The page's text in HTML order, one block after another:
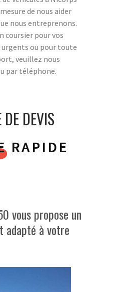
de nous aider
nous entreprenons.
coursier pour vos
ou pour toute
veuillez nous
par téléphone.
DEVIS
RAPIDE
vous propose un
adapté à votre